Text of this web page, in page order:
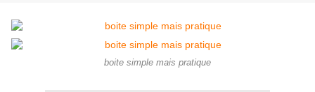
boite simple mais pratique